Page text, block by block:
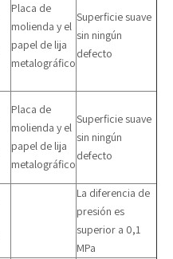
Placa de
molienda y el
papel de lija
metalográfico
Superficie suave
sin ningún
defecto
Placa de
molienda y el
papel de lija
metalográfico
Superficie suave
sin ningún
defecto
La diferencia de
presión es
superior a 0,1
MPa